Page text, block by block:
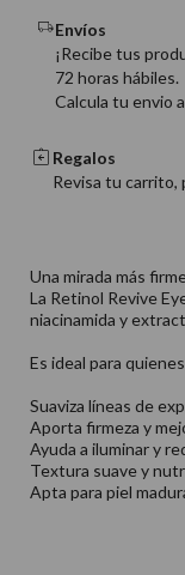
Envíos
¡Recibe tus
72 horas hábiles.
Calcula tu envio
Regalos
Revisa tu carrito,
Una mirada más
La Retinol Revive
niacinamida y
Es ideal para
Suaviza líneas de
Aporta firmeza y
Ayuda a iluminar y
Textura suave y
Apta para piel